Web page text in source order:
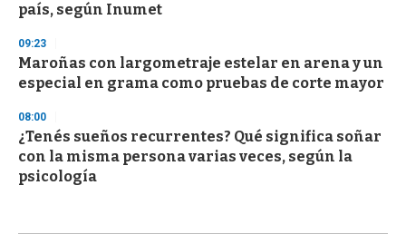
país, según Inumet
09:23
Maroñas con largometraje estelar en arena y un
especial en grama como pruebas de corte mayor
08:00
¿Tenés sueños recurrentes? Qué significa soñar
con la misma persona varias veces, según la
psicología